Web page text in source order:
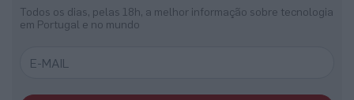
Todos os dias, pelas 18h, a melhor informação sobre tecnologia
em Portugal e no mundo